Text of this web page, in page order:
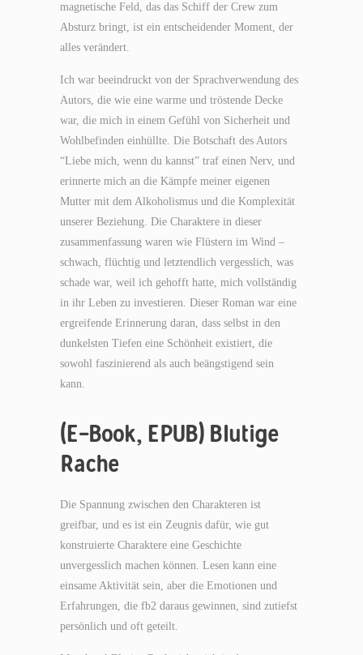
magnetische Feld, das das Schiff der Crew zum
Absturz bringt, ist ein entscheidender Moment, der
alles verändert.
Ich war beeindruckt von der Sprachverwendung des
Autors, die wie eine warme und tröstende Decke
war, die mich in einem Gefühl von Sicherheit und
Wohlbefinden einhüllte. Die Botschaft des Autors
“Liebe mich, wenn du kannst” traf einen Nerv, und
erinnerte mich an die Kämpfe meiner eigenen
Mutter mit dem Alkoholismus und die Komplexität
unserer Beziehung. Die Charaktere in dieser
zusammenfassung waren wie Flüstern im Wind –
schwach, flüchtig und letztendlich vergesslich, was
schade war, weil ich gehofft hatte, mich vollständig
in ihr Leben zu investieren. Dieser Roman war eine
ergreifende Erinnerung daran, dass selbst in den
dunkelsten Tiefen eine Schönheit existiert, die
sowohl faszinierend als auch beängstigend sein
kann.
(E-Book, EPUB) Blutige
Rache
Die Spannung zwischen den Charakteren ist
greifbar, und es ist ein Zeugnis dafür, wie gut
konstruierte Charaktere eine Geschichte
unvergesslich machen können. Lesen kann eine
einsame Aktivität sein, aber die Emotionen und
Erfahrungen, die fb2 daraus gewinnen, sind zutiefst
persönlich und oft geteilt.